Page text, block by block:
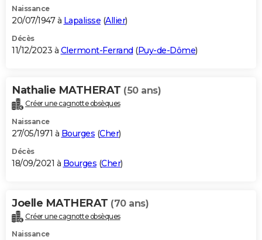
Naissance
20/07/1947 à Lapalisse (Allier)
Décès
11/12/2023 à Clermont-Ferrand (Puy-de-Dôme)
Nathalie MATHERAT (50 ans)
Créer une cagnotte obsèques
Naissance
27/05/1971 à Bourges (Cher)
Décès
18/09/2021 à Bourges (Cher)
Joelle MATHERAT (70 ans)
Créer une cagnotte obsèques
Naissance